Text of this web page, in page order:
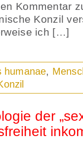
Kommentar
Konzil
ich […]
humanae,
der